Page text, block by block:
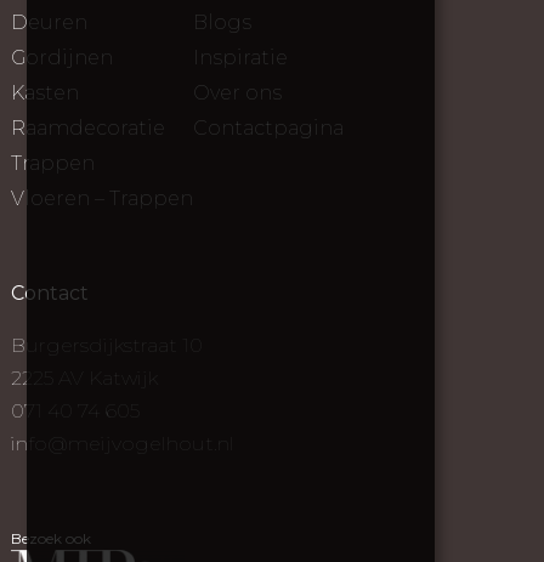
Deuren
Gordijnen
Kasten
Raamdecoratie
Trappen
Vloeren – Trappen
Blogs
Inspiratie
Over ons
Contactpagina
Contact
Burgersdijkstraat 10
2225 AV Katwijk
071 40 74 605
info@meijvogelhout.nl
Bezoek ook